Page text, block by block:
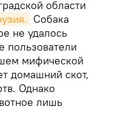
области
Собака
не удалось
пользователи
мифической
домашний скот,
Однако
лишь